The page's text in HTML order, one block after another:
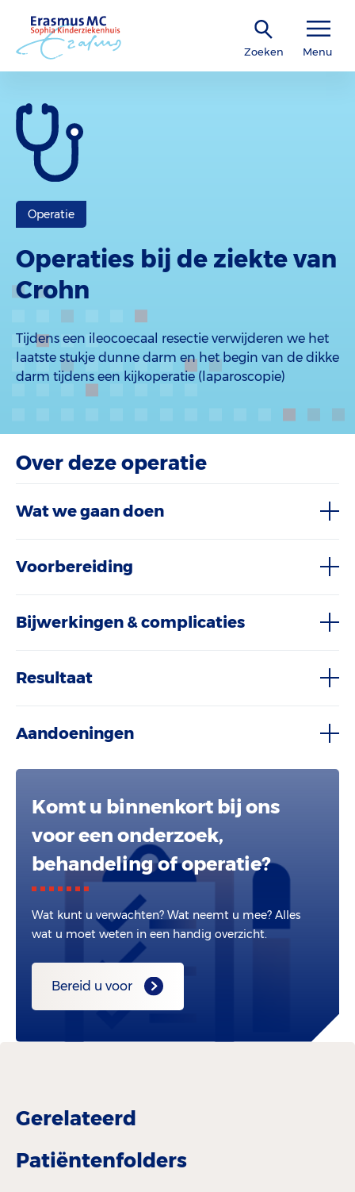
Zoeken Menu
Operatie
Operaties bij de ziekte van
Crohn
Tijdens een ileocoecaal resectie verwijderen we het
laatste stukje dunne darm en het begin van de dikke
darm tijdens een kijkoperatie (laparoscopie)
Over deze operatie
Wat we gaan doen
Voorbereiding
Bijwerkingen & complicaties
Resultaat
Aandoeningen
Komt u binnenkort bij ons
voor een onderzoek,
behandeling of operatie?
Wat kunt u verwachten? Wat neemt u mee? Alles
wat u moet weten in een handig overzicht.
Bereid u voor
Gerelateerd
Patiëntenfolders